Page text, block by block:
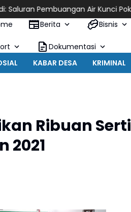
Air Kunci Pokok Kekuatan
Berita Bisnis
Dokumentasi
KABAR DESA KRIMINAL
Ribuan
2021